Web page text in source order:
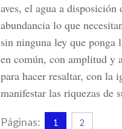
aves, el agua a
abundancia lo que
sin ninguna ley que
en común, con amplitud y
para hacer resaltar, con la
manifestar las riquezas de
Páginas: 1 2